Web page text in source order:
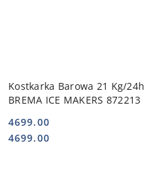
Kostkarka Barowa 21 Kg/
BREMA ICE MAKERS 872213
Cena:
4699.00
Cena:
4699.00